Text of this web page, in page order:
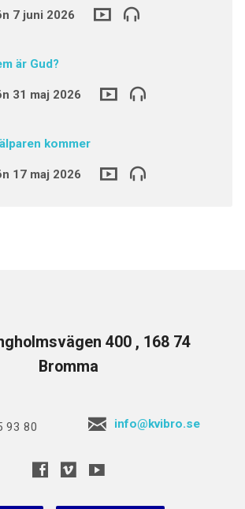
7 juni 2026
är Gud?
31 maj 2026
kommer
17 maj 2026
400 , 168 74
Bromma
93 80 info@kvibro.se